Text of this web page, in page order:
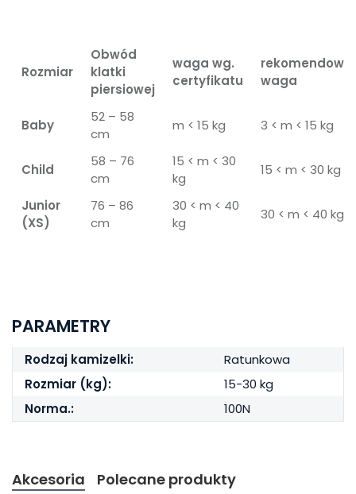
Rozmiar
Obwód
klatki
piersiowej
waga wg.
certyfikatu
waga
Baby
52 – 58
cm
m < 15 kg 3 < m < 15 kg
Child
58 – 76
cm
15 < m < 30
kg
15 < m < 30 kg
Junior
(XS)
76 – 86
cm
30 < m < 40
kg
30 < m < 40 kg
PARAMETRY
Rodzaj kamizelki:
Ratunkowa
Rozmiar (kg):
15-30 kg
Norma.:
100N
Akcesoria Polecane produkty